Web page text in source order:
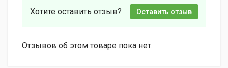
Хотите оставить отзыв? Оставить отзыв
Отзывов об этом товаре пока нет.